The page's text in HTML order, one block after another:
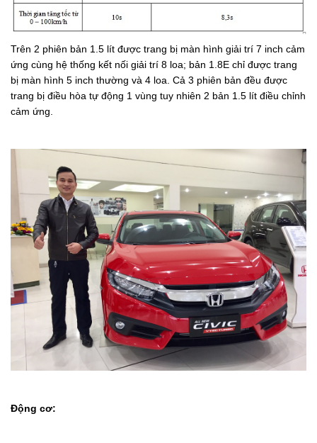
Trên 2 phiên bản 1.5 lít được trang bị màn hình giải trí 7 inch cảm
ứng cùng hệ thống kết nối giải trí 8 loa; bản 1.8E chỉ được trang
bị màn hình 5 inch thường và 4 loa. Cả 3 phiên bản đều được
trang bị điều hòa tự động 1 vùng tuy nhiên 2 bản 1.5 lít điều chỉnh
cảm ứng.
Động cơ: